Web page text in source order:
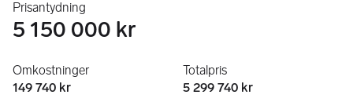
Prisantydning
5 150 000 kr
Omkostninger
149 740 kr
Totalpris
5 299 740 kr